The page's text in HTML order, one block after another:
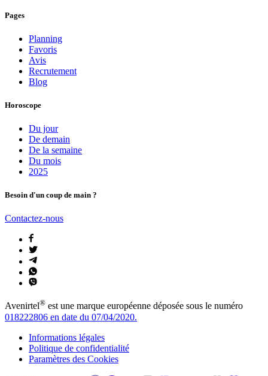
Pages
Planning
Favoris
Avis
Recrutement
Blog
Horoscope
Du jour
De demain
De la semaine
Du mois
2025
Besoin d'un coup de main ?
Contactez-nous
Avenirtel® est une marque européenne déposée sous le numéro
018222806 en date du 07/04/2020.
Informations légales
Politique de confidentialité
Paramètres des Cookies